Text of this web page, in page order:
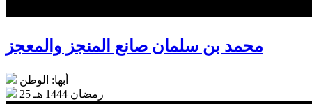
محمد بن سلمان صانع المنجز والمعجز
أبها: الوطن
25 رمضان 1444 هـ